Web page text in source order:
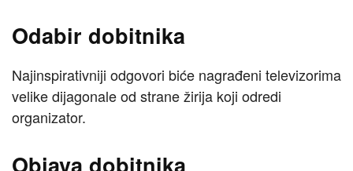
Odabir dobitnika
Najinspirativniji odgovori biće nagrađeni televizorima
velike dijagonale od strane žirija koji odredi
organizator.